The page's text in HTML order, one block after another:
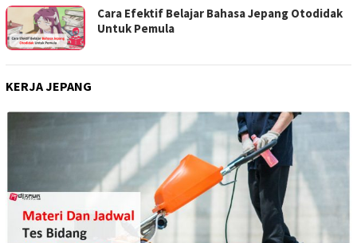
Cara Efektif Belajar Bahasa Jepang Otodidak
Untuk Pemula
KERJA JEPANG